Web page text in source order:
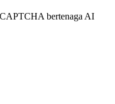
bertenaga AI